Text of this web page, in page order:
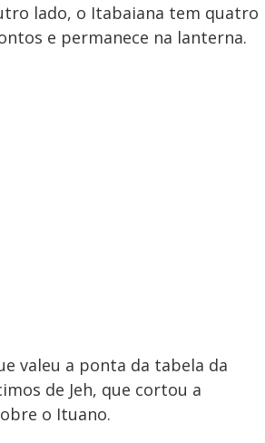
lado, o Itabaiana tem quatro
e permanece na lanterna.
valeu a ponta da tabela da
de Jeh, que cortou a
o Ituano.